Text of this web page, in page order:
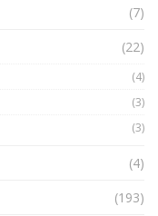
sự kiện ảnh hưởng
| Phổ cập
(7)
(22)
(4)
(3)
(3)
(4)
(193)